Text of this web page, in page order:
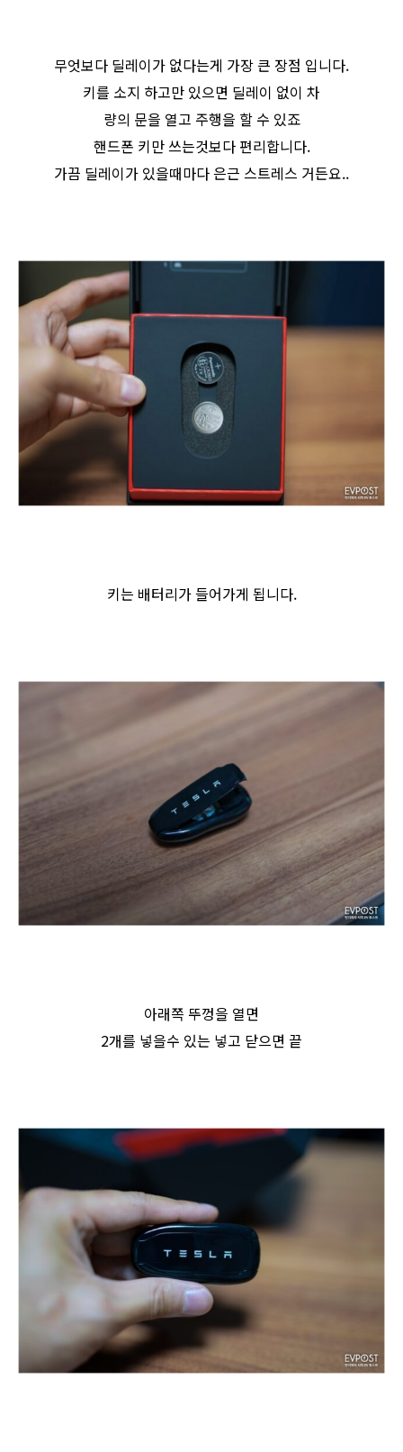
무엇보다 딜레이가 없다는게 가장 큰 장점 입니다.
키를 소지 하고만 있으면 딜레이 없이 차
량의 문을 열고 주행을 할 수 있죠
핸드폰 키만 쓰는것보다 편리합니다.
가끔 딜레이가 있을때마다 은근 스트레스 거든요..
키는 배터리가 들어가게 됩니다.
아래쪽 뚜껑을 열면
2개를 넣을수 있는 넣고 닫으면 끝